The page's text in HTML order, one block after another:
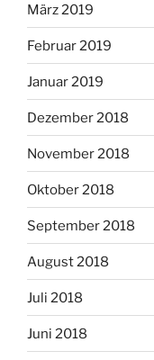
März 2019
Februar 2019
Januar 2019
Dezember 2018
November 2018
Oktober 2018
September 2018
August 2018
Juli 2018
Juni 2018